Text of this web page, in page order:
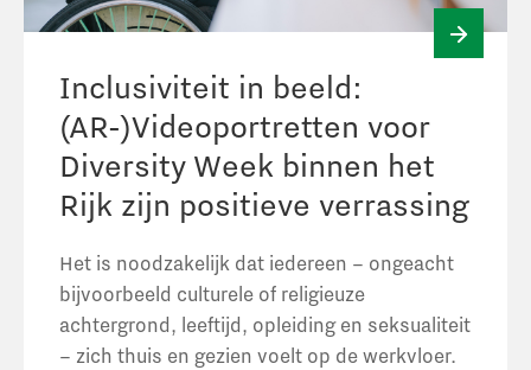
Inclusiviteit in beeld:
(AR-)Videoportretten voor
Diversity Week binnen het
Rijk zijn positieve verrassing
Het is noodzakelijk dat iedereen – ongeacht
bijvoorbeeld culturele of religieuze
achtergrond, leeftijd, opleiding en seksualiteit
– zich thuis en gezien voelt op de werkvloer.
Case